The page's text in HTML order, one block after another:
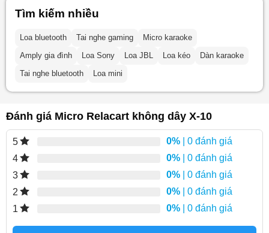
Tìm kiếm nhiều
Loa bluetooth Tai nghe gaming
Micro karaoke
Amply gia đình
Loa Sony Loa JBL Loa kéo
Dàn karaoke
Tai nghe bluetooth
Loa mini
Đánh giá Micro Relacart không dây X-10
5 0% | 0 đánh giá
4
0% | 0 đánh giá
3
0% | 0 đánh giá
2
0% | 0 đánh giá
1
0% | 0 đánh giá